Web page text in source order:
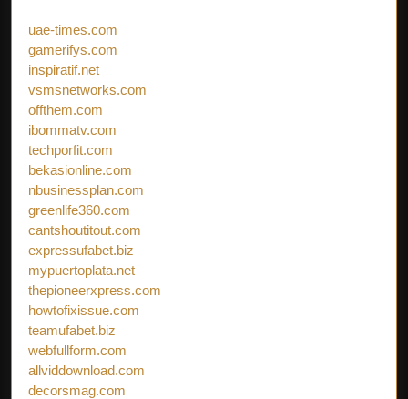
uae-times.com
gamerifys.com
inspiratif.net
vsmsnetworks.com
offthem.com
ibommatv.com
techporfit.com
bekasionline.com
nbusinessplan.com
greenlife360.com
cantshoutitout.com
expressufabet.biz
mypuertoplata.net
thepioneerxpress.com
howtofixissue.com
teamufabet.biz
webfullform.com
allviddownload.com
decorsmag.com